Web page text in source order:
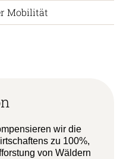
Mobilität
wir die
zu 100%,
von Wäldern